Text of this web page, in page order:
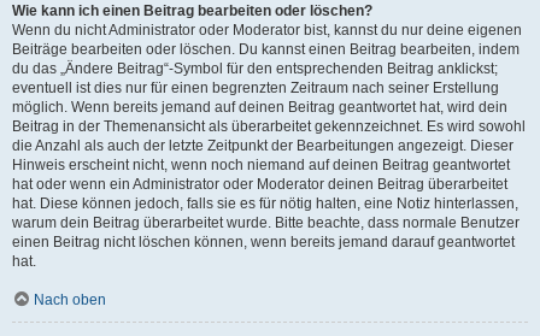
Wie kann ich einen Beitrag bearbeiten oder löschen?
Wenn du nicht Administrator oder Moderator bist, kannst du nur deine eigenen
Beiträge bearbeiten oder löschen. Du kannst einen Beitrag bearbeiten, indem
du das „Ändere Beitrag“-Symbol für den entsprechenden Beitrag anklickst;
eventuell ist dies nur für einen begrenzten Zeitraum nach seiner Erstellung
möglich. Wenn bereits jemand auf deinen Beitrag geantwortet hat, wird dein
Beitrag in der Themenansicht als überarbeitet gekennzeichnet. Es wird sowohl
die Anzahl als auch der letzte Zeitpunkt der Bearbeitungen angezeigt. Dieser
Hinweis erscheint nicht, wenn noch niemand auf deinen Beitrag geantwortet
hat oder wenn ein Administrator oder Moderator deinen Beitrag überarbeitet
hat. Diese können jedoch, falls sie es für nötig halten, eine Notiz hinterlassen,
warum dein Beitrag überarbeitet wurde. Bitte beachte, dass normale Benutzer
einen Beitrag nicht löschen können, wenn bereits jemand darauf geantwortet
hat.
Nach oben